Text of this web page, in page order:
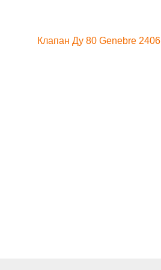
Клапан Ду 80 Genebre 2406